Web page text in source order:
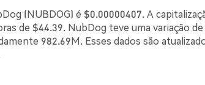
(NUBDOG) é $0.00000407. A
de $44.39. NubDog teve uma variação de
982.69M. Esses dados são